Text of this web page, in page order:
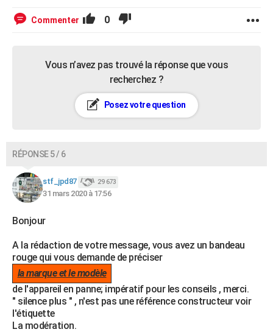
Commenter 0
Vous n’avez pas trouvé la réponse que vous
recherchez ?
Posez votre question
RÉPONSE 5 / 6
stf_jpd87 29 673
31 mars 2020 à 17:56
Bonjour
A la rédaction de votre message, vous avez un bandeau
rouge qui vous demande de préciser
la marque et le modèle
de l'appareil en panne; impératif pour les conseils , merci.
" silence plus " , n'est pas une référence constructeur voir
l'étiquette
La modération.